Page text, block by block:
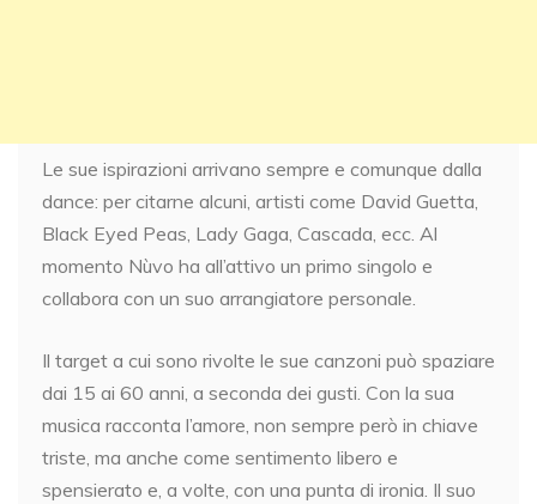
Le sue ispirazioni arrivano sempre e comunque dalla
dance: per citarne alcuni, artisti come David Guetta,
Black Eyed Peas, Lady Gaga, Cascada, ecc. Al
momento Nùvo ha all’attivo un primo singolo e
collabora con un suo arrangiatore personale.
Il target a cui sono rivolte le sue canzoni può spaziare
dai 15 ai 60 anni, a seconda dei gusti. Con la sua
musica racconta l’amore, non sempre però in chiave
triste, ma anche come sentimento libero e
spensierato e, a volte, con una punta di ironia. Il suo